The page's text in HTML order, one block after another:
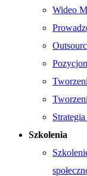
Wideo
Szkolenia